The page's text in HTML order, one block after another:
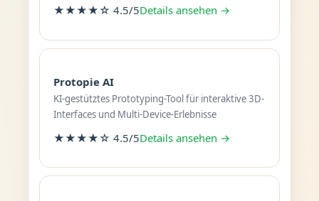
★★★★☆ 4.5/5Details ansehen →
Protopie AI
KI-gestütztes Prototyping-Tool für interaktive 3D-
Interfaces und Multi-Device-Erlebnisse
★★★★☆ 4.5/5Details ansehen →